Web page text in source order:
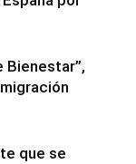
Bienestar”,
que se